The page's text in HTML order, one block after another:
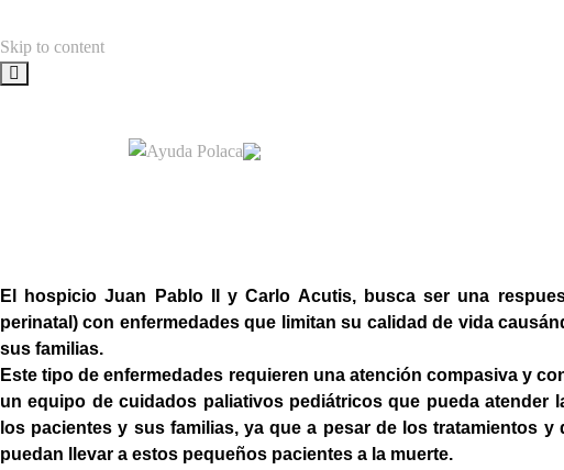
Skip to content
El hospicio Juan Pablo II y Carlo Acutis, busca ser una
perinatal) con enfermedades que limitan su calidad de vida
sus familias.
Este tipo de enfermedades requieren una atención compasiva y
un equipo de cuidados paliativos pediátricos que pueda atender
los pacientes y sus familias, ya que a pesar de los tratamientos
puedan llevar a estos pequeños pacientes a la muerte.